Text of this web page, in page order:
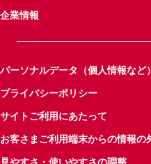
企業情報
パーソナルデータ（個人情報など
プライバシーポリシー
サイトご利用にあたって
お客さまご利用端末からの情報の